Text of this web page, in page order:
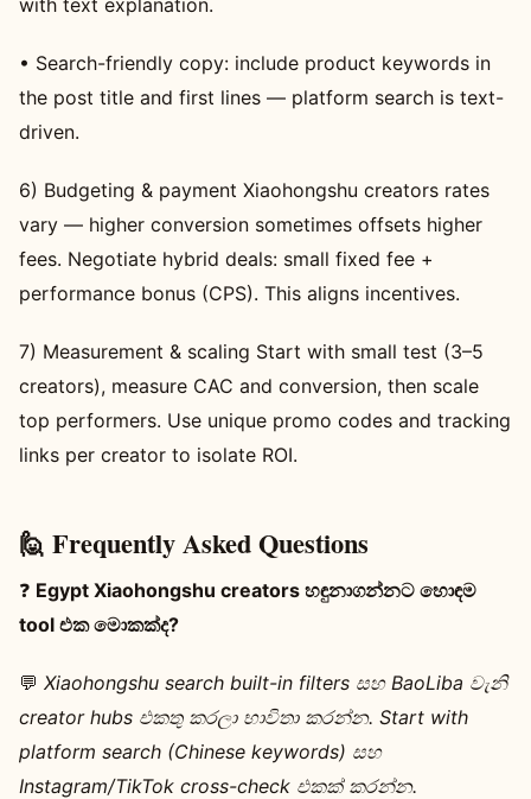
• Search-friendly copy: include product keywords in
the post title and first lines — platform search is text-
driven.
6) Budgeting & payment Xiaohongshu creators rates
vary — higher conversion sometimes offsets higher
fees. Negotiate hybrid deals: small fixed fee +
performance bonus (CPS). This aligns incentives.
7) Measurement & scaling Start with small test (3–5
creators), measure CAC and conversion, then scale
top performers. Use unique promo codes and tracking
links per creator to isolate ROI.
🙋 Frequently Asked Questions
❓ Egypt Xiaohongshu creators හඳුනාගන්නට හොඳම
tool එක මොකක්ද?
💬 Xiaohongshu search built-in filters සහ BaoLiba වැනි
creator hubs එකතු කරලා භාවිතා කරන්න. Start with
platform search (Chinese keywords) සහ
Instagram/TikTok cross-check එකක් කරන්න.